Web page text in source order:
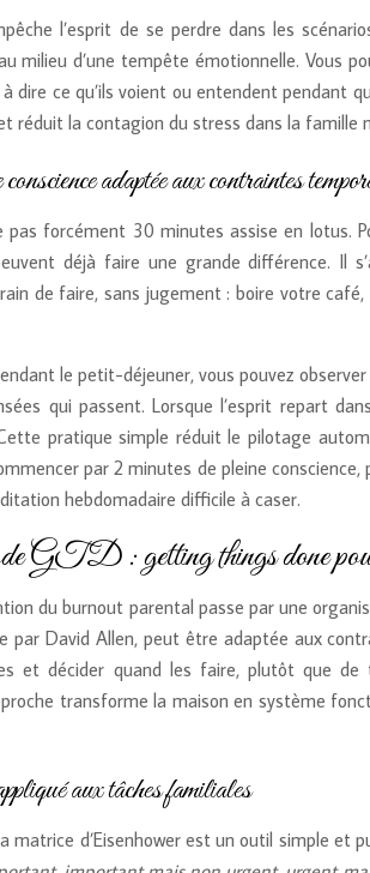
l’esprit de se perdre dans les
milieu d’une tempête émotionnelle. Vous
dire ce qu’ils voient ou entendent pendant
réduit la contagion du stress dans la famille
adaptée aux contraintes
forcément 30 minutes assise en lotus.
déjà faire une grande différence. Il
de faire, sans jugement : boire votre café,
le petit-déjeuner, vous pouvez
qui passent. Lorsque l’esprit repart
pratique simple réduit le pilotage
par 2 minutes de pleine conscience,
hebdomadaire difficile à caser.
GTD : getting things done
du burnout parental passe par une
par David Allen, peut être adaptée aux
et décider quand les faire, plutôt que
transforme la maison en système
aux tâches familiales
matrice d’Eisenhower est un outil simple et